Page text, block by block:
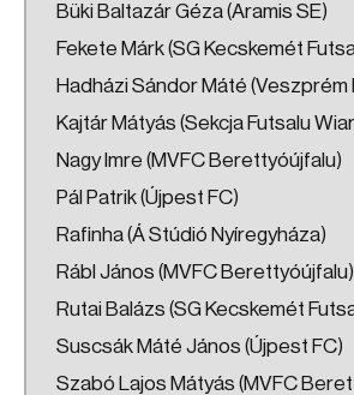
Büki Baltazár Géza (Aramis SE)
Fekete Márk (SG Kecskemét
Hadházi Sándor Máté (Veszprém
Kajtár Mátyás (Sekcja Futsalu
Nagy Imre (MVFC Berettyóújfalu)
Pál Patrik (Újpest FC)
Rafinha (Á Stúdió Nyíregyháza)
Rábl János (MVFC Berettyóújfalu)
Rutai Balázs (SG Kecskemét
Suscsák Máté János (Újpest FC)
Szabó Lajos Mátyás (MVFC